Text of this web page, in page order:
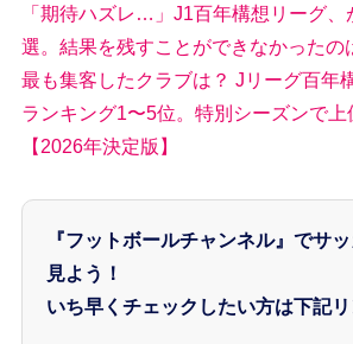
「期待ハズレ…」J1百年構想リーグ、
選。結果を残すことができなかったの
最も集客したクラブは？ Jリーグ百年
ランキング1〜5位。特別シーズンで上
【2026年決定版】
『フットボールチャンネル』でサ
見よう！
いち早くチェックしたい方は下記リ